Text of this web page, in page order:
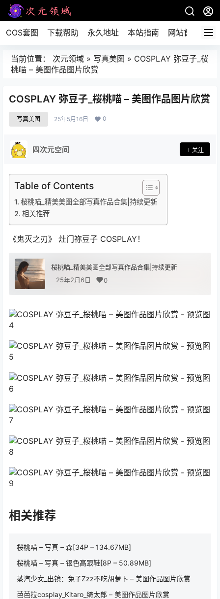
COS套图 下载帮助 永久地址 本站指南 网站首页
当前位置： 次元领域 » 写真美图 » COSPLAY 弥豆子_桜
桃喵 – 美图作品图片欣赏
COSPLAY 弥豆子_桜桃喵 – 美图作品图片欣赏
写真美图 25年5月16日 0
四次元空间 关注
Table of Contents
桜桃喵_精美美图全部写真作品合集|持续更新
相关推荐
《鬼灭之刃》 灶门祢豆子 COSPLAY！
桜桃喵_精美美图全部写真作品合集|持续更新
25年2月6日
0
相关推荐
桜桃喵 – 写真 – 森[34P – 134.67MB]
桜桃喵 – 写真 – 银色高跟鞋[8P – 50.89MB]
蒸汽少女_出镜：兔子Zzz不吃胡萝卜 – 美图作品图片欣赏
芭芭拉cosplay_Kitaro_绮太郎 – 美图作品图片欣赏